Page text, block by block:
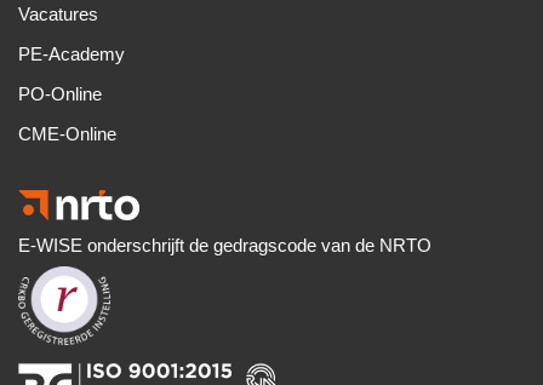
Vacatures
PE-Academy
PO-Online
CME-Online
E-WISE onderschrijft de gedragscode van de NRTO